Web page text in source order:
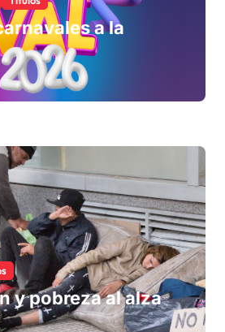
a la
y pobreza al alza